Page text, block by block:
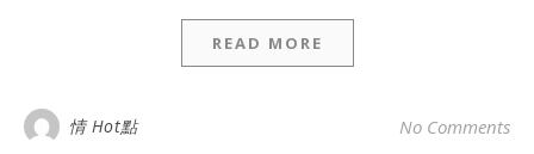
READ MORE
情 Hot點 No Comments